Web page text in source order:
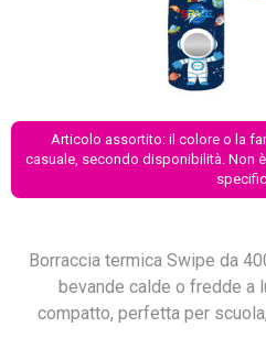
Articolo assortito: il colore o la
casuale, secondo disponibilità. Non
Borraccia termica Swipe da
bevande calde o fredde a
compatto, perfetta per